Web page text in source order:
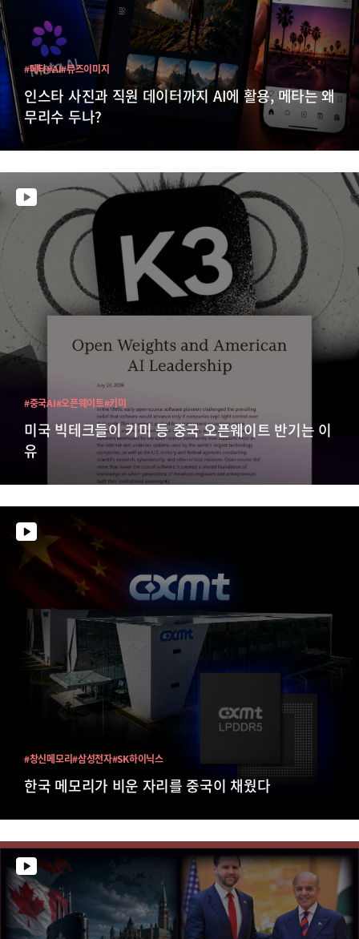
인스타 사진과 직원 데이터까지 AI에 활용, 메타는 왜
무리수 두나?
#메타#AI#뮤즈이미지
미국 빅테크들이 키미 등 중국 오픈웨이트 반기는 이
유
#중국AI#오픈웨이트#키미
한국 메모리가 비운 자리를 중국이 채웠다
#창신메모리#삼성전자#SK하이닉스